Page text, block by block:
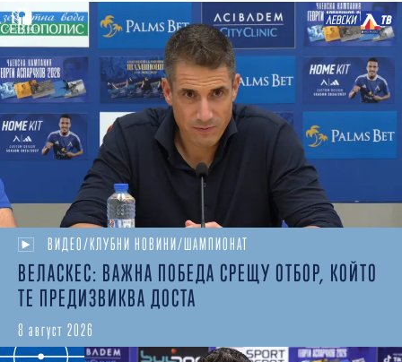
ВИДЕО/КЛУБНИ НОВИНИ/ШАМПИОНАТ
ВЕЛАСКЕС: ВАЖНА ПОБЕДА СРЕЩУ ОТБОР, КОЙТО
ТЕ ПРЕДИЗВИКВА ДОСТА
8 август 2026